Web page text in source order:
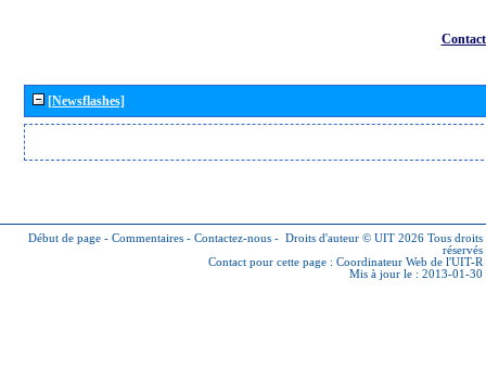
[Newsflashes]
Début de page - Commentaires - Contactez-nous - Droits d'auteur © UIT 2026 Tous droits
réservés
Contact pour cette page : Coordinateur Web de l'UIT-R
Mis à jour le : 2013-01-30